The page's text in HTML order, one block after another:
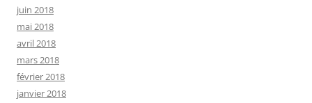
juin 2018
mai 2018
avril 2018
mars 2018
février 2018
janvier 2018